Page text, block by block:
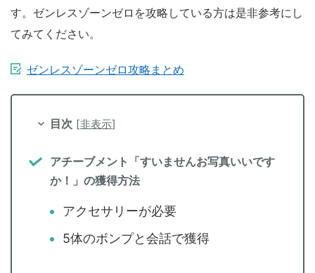
す。ゼンレスゾーンゼロを攻略している方は是非参考にし
てみてください。
ゼンレスゾーンゼロ攻略まとめ
目次 [非表示]
アチーブメント「すいませんお写真いいです
か！」の獲得方法
アクセサリーが必要
5体のボンプと会話で獲得